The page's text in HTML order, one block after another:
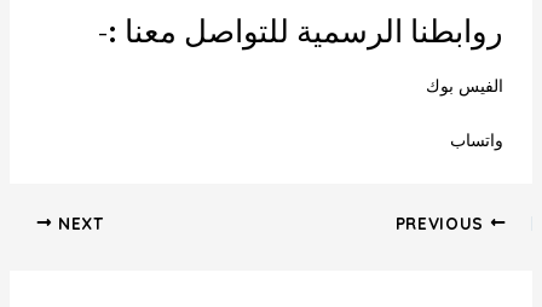
روابطنا الرسمية للتواصل معنا :-
الفيس بوك
واتساب
NEXT